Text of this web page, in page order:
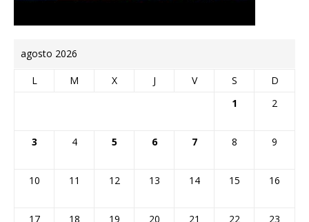
agosto 2026
L M X J V S
D
1
2
3 4 5 6 7 8 9
10 11 12 13 14 15 16
17 18 19 20 21 22 23